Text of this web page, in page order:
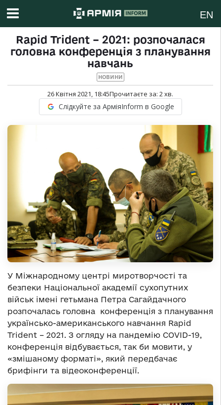
EN
Rapid Trident – 2021: розпочалася
головна конференція з планування
навчань
НОВИНИ
26 Квітня 2021, 18:45Прочитаєте за: 2хв.
Слідкуйте за АрміяInform в Google
У Міжнародному центрі миротворчості та
безпеки Національної академії сухопутних
військ імені гетьмана Петра Сагайдачного
розпочалась головна конференція з планування
українсько-американського навчання Rapid
Trident – 2021. З огляду на пандемію COVID-19,
конференція відбувається, так би мовити, у
«змішаному форматі», який передбачає
брифінги та відеоконференції.